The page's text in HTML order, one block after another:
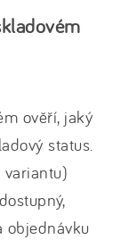
ověří, jaký
status.
objednávku